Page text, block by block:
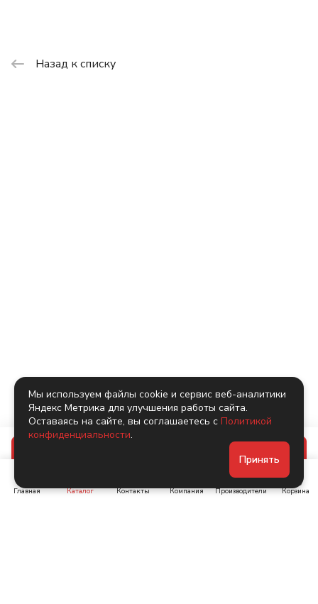
Назад к списку
Главная Каталог Контакты Компания Производители Корзина
Мы используем файлы cookie и сервис веб-аналитики
Яндекс Метрика для улучшения работы сайта.
Оставаясь на сайте, вы соглашаетесь с Политикой
конфиденциальности.
Принять